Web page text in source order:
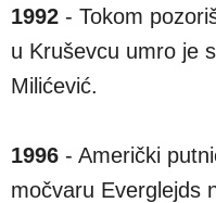
1992 - Tokom
u Kruševcu umro je
Milićević.
1996 - Američki
močvaru Everglejds